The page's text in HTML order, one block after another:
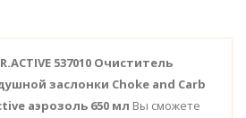
537010 Очиститель
заслонки Choke and Carb
аэрозоль 650 мл Вы сможете